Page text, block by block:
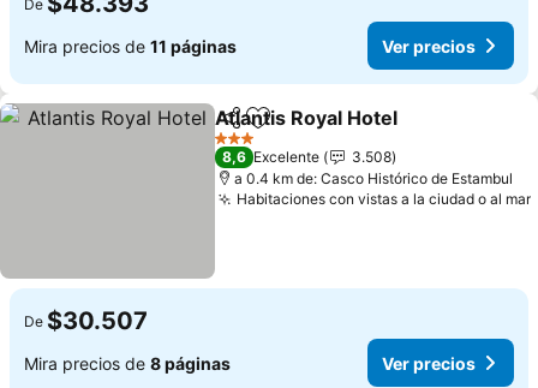
De
Mira precios de 11 páginas Ver precios
CompartirAgregar a favoritos
Atlantis Royal Hotel
3 Estrellas
8,6 Excelente
3.508
a 0.4 km de: Casco Histórico de Estambul
Habitaciones con vistas a la ciudad o al mar
De $30.507
Mira precios de 8 páginas Ver precios